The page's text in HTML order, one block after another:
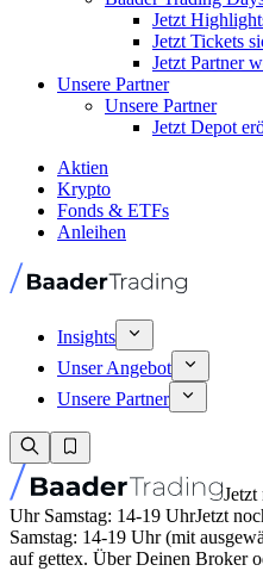
Jetzt
Jetzt Tickets
Jetzt Partner
Unsere Partner
Unsere Partner
Jetzt Depot
Aktien
Krypto
Fonds & ETFs
Anleihen
Insights
Unser Angebot
Unsere Partner
Jetzt
Uhr Samstag: 14-19 UhrJetzt
Samstag: 14-19 Uhr (mit
auf gettex. Über Deinen Broker